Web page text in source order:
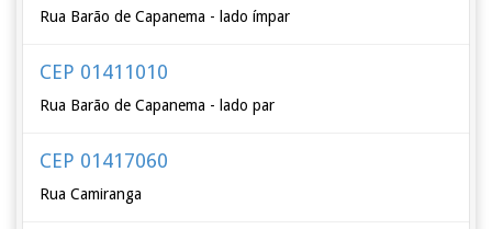
Rua Barão de Capanema - lado ímpar
CEP 01411010
Rua Barão de Capanema - lado par
CEP 01417060
Rua Camiranga